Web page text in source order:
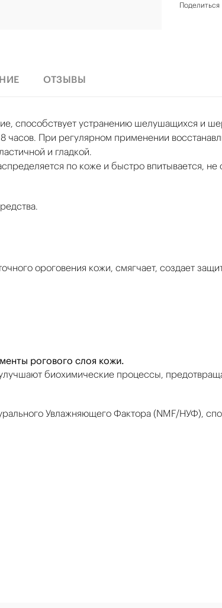
Поделиться
ОТЗЫВЫ
способствует устранению шелушащихся и
часов. При регулярном применении
и гладкой.
по коже и быстро впитывается,
ороговения кожи, смягчает, создает
рогового слоя кожи.
биохимические процессы,
Увлажняющего Фактора (NMF/НУФ),